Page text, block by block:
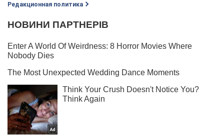
Редакционная политика